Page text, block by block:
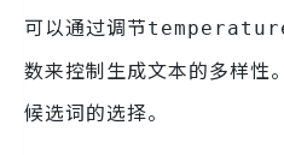
可以通过调节
数来控制生成文本的多样性
候选词的选择。